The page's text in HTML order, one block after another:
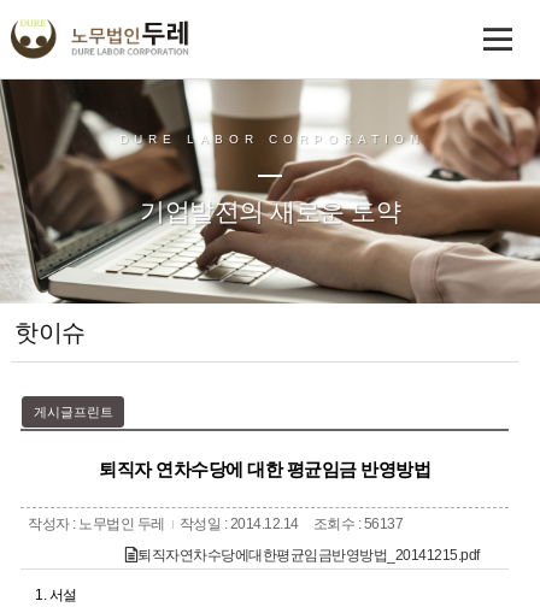
DURE LABOR CORPORATION
기업발전의 새로운 도약
핫이슈
게시글프린트
퇴직자 연차수당에 대한 평균임금 반영방법
작성자 : 노무법인 두레 작성일 : 2014.12.14
조회수 : 56137
퇴직자연차수당에대한평균임금반영방법_20141215.pdf
1. 서설